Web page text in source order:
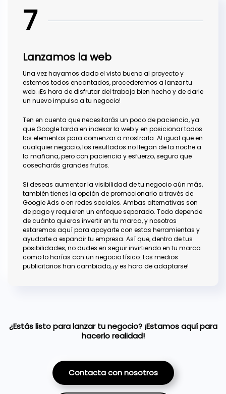
7
Lanzamos la web
Una vez hayamos dado el visto bueno al proyecto y
estemos todos encantados, procederemos a lanzar tu
web. ¡Es hora de disfrutar del trabajo bien hecho y de darle
un nuevo impulso a tu negocio!
Ten en cuenta que necesitarás un poco de paciencia, ya
que Google tarda en indexar la web y en posicionar todos
los elementos para comenzar a mostrarla. Al igual que en
cualquier negocio, los resultados no llegan de la noche a
la mañana, pero con paciencia y esfuerzo, seguro que
cosecharás grandes frutos.
Si deseas aumentar la visibilidad de tu negocio aún más,
también tienes la opción de promocionarlo a través de
Google Ads o en redes sociales. Ambas alternativas son
de pago y requieren un enfoque separado. Todo depende
de cuánto quieras invertir en tu marca, y nosotros
estaremos aquí para apoyarte con estas herramientas y
ayudarte a expandir tu empresa. Así que, dentro de tus
posibilidades, no dudes en seguir invirtiendo en tu marca
como lo harías con un negocio físico. Los medios
publicitarios han cambiado, ¡y es hora de adaptarse!
¿Estás listo para lanzar tu negocio? ¡Estamos aquí para
hacerlo realidad!
Contacta con nosotros